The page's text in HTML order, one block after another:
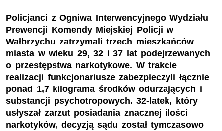
Policjanci z Ogniwa Interwencyjnego Wydziału
Prewencji Komendy Miejskiej Policji w
Wałbrzychu zatrzymali trzech mieszkańców
miasta w wieku 29, 32 i 37 lat podejrzewanych
o przestępstwa narkotykowe. W trakcie
realizacji funkcjonariusze zabezpieczyli łącznie
ponad 1,7 kilograma środków odurzających i
substancji psychotropowych. 32-latek, który
usłyszał zarzut posiadania znacznej ilości
narkotyków, decyzją sądu został tymczasowo